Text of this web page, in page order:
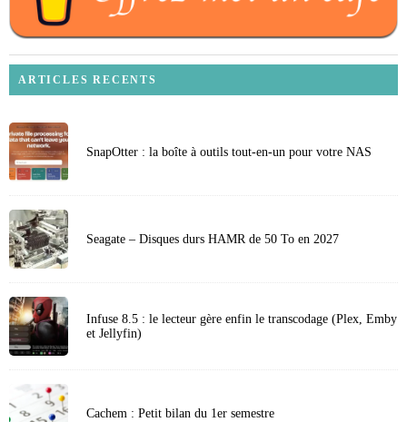
ARTICLES RECENTS
SnapOtter : la boîte à outils tout-en-un pour votre NAS
Seagate – Disques durs HAMR de 50 To en 2027
Infuse 8.5 : le lecteur gère enfin le transcodage (Plex, Emby
et Jellyfin)
Cachem : Petit bilan du 1er semestre